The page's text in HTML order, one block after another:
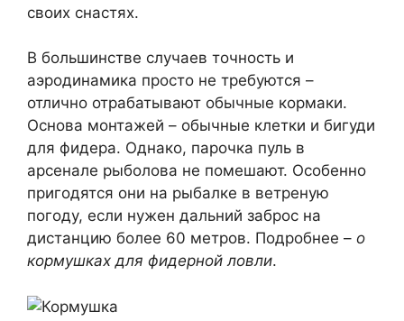
своих снастях.
В большинстве случаев точность и
аэродинамика просто не требуются –
отлично отрабатывают обычные кормаки.
Основа монтажей – обычные клетки и бигуди
для фидера. Однако, парочка пуль в
арсенале рыболова не помешают. Особенно
пригодятся они на рыбалке в ветреную
погоду, если нужен дальний заброс на
дистанцию более 60 метров. Подробнее – о
кормушках для фидерной ловли.